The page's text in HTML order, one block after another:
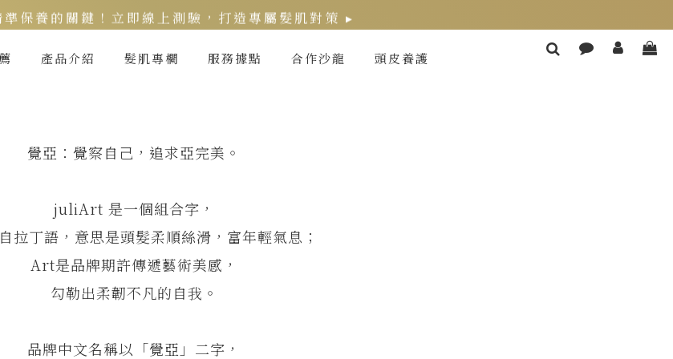
準保養的關鍵！立即線上測驗，打造專屬髮肌對策 ▸
定》LINE官方綁定會員，再領$200折價券
康月》居家養護丨夏季限定組好評熱銷中 ▸
產品介紹 髮肌專欄 服務據點 合作沙龍
頭皮養護
覺亞：覺察自己，追求亞完美。
juliArt 是一個組合字，
拉丁語，意思是頭髮柔順絲滑，富年輕氣息；
Art是品牌期許傳遞藝術美感，
勾勒出柔韌不凡的自我。
品牌中文名稱以「覺亞」二字，